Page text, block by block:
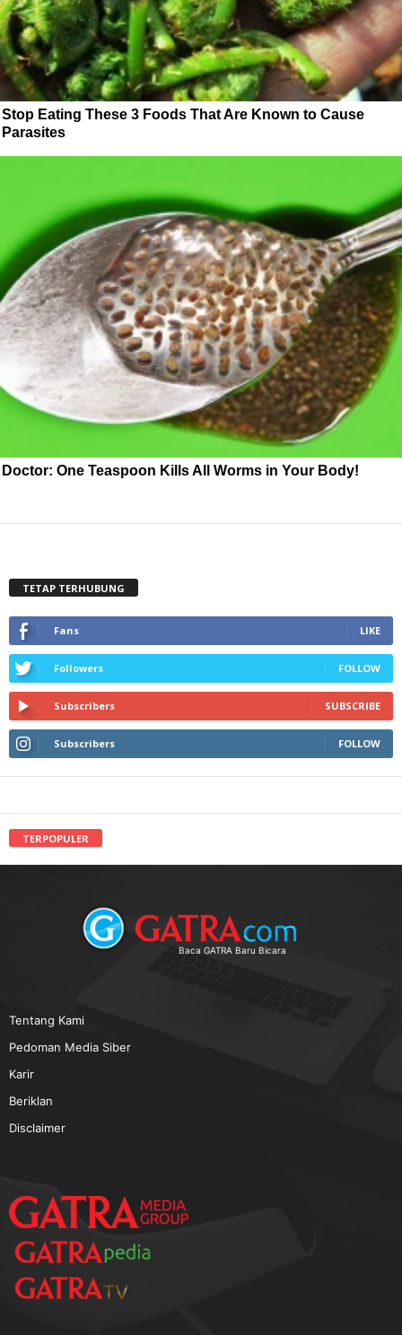
Stop Eating These 3 Foods That Are Known to Cause
Parasites
Doctor: One Teaspoon Kills All Worms in Your Body!
TETAP TERHUBUNG
Fans LIKE
Followers FOLLOW
Subscribers SUBSCRIBE
Subscribers FOLLOW
TERPOPULER